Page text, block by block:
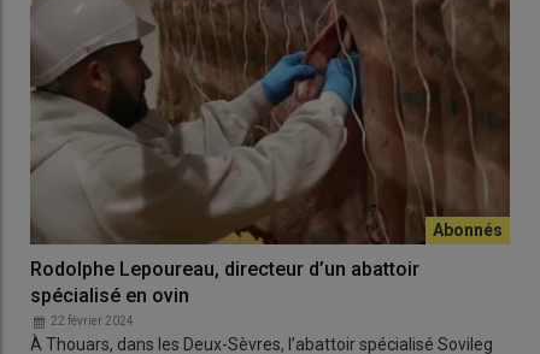
Rodolphe Lepoureau, directeur d’un abattoir
spécialisé en ovin
22 février 2024
À Thouars, dans les Deux-Sèvres, l’abattoir spécialisé Sovileg